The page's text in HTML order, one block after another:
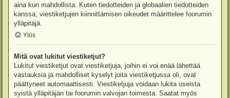
aina kun mahdollista. Kuten tiedotteiden ja globaalien tiedotteiden
kanssa, viestiketjujen kiinnittämisen oikeudet määrittelee foorumin
ylläpitäjä.
Ylös
Mitä ovat lukitut viestiketjut?
Lukitut viestiketjut ovat viestiketjuja, joihin ei voi enää lähettää
vastauksia ja mahdolliset kyselyt joita viestiketjussa oli, ovat
päättyneet automaattisesti. Viestiketjuja voidaan lukita useista
syistä ylläpitäjän tai foorumin valvojan toimesta. Saatat myös